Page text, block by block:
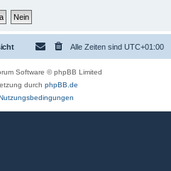
Alle Zeiten sind UTC+01:00
Software © phpBB Limited
durch phpBB.de